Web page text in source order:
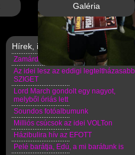
Galéria
Hírek, információk
Zamárdizzunk még egy jó nagyot idén!
Az idei lesz az eddigi legteltházasabb
SZIGET
Lord March gondolt egy nagyot,
melyből óriás lett
Soundos fotóalbumunk
Milliós csúcsok az idei VOLTon
Házibulira hív az EFOTT
Pelé barátja, Edú, a mi barátunk is